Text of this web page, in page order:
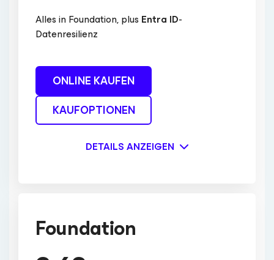
Alles in Foundation, plus Entra ID-
Datenresilienz
ONLINE KAUFEN
KAUFOPTIONEN
DETAILS ANZEIGEN
Foundation